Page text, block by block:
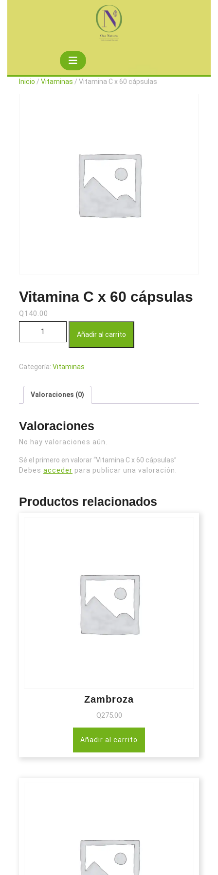
Botón
de
Inicio / Vitaminas / Vitamina C x 60 cápsulas
Vitamina C x 60 cápsulas
Q140.00
Añadir al carrito
Categoría: Vitaminas
Valoraciones (0)
Valoraciones
No hay valoraciones aún.
Sé el primero en valorar “Vitamina C x 60 cápsulas”
Debes acceder para publicar una valoración.
Productos relacionados
Zambroza
Q275.00
Añadir al carrito